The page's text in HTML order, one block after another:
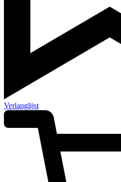
Verlanglijst